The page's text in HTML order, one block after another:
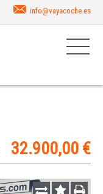
info@vayacoche.es
32.900,00 €